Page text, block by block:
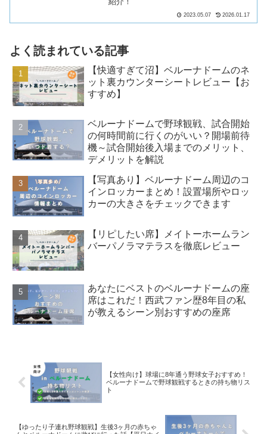
2023.05.07 2026.01.17
よく読まれている記事
【快適すぎて沼】ベルーナドームのネ
ット裏カウンターシートレビュー【お
すすめ】
ベルーナドームで野球観戦、試合開始
の何時間前に行くのがいい？開場前待
機～試合開始後入場までのメリット、
デメリットを解説
【写真あり】ベルーナドーム周辺のコ
インロッカーまとめ！設置場所やロッ
カーの大きさをチェックできます
【リピしたい席】メイトーホームラン
バーパノラマテラスを徹底レビュー
あなたにベストのベルーナドームの座
席はこれだ！西武ファン歴8年目の私
が教えるシーン別おすすめの座席
【女性向け】球場に8年通う野球女子おすすめ！
ベルーナドームで野球観戦するときの持ち物リス
ト
【ゆったり子連れ野球観戦】生後3ヶ月の赤ちゃ